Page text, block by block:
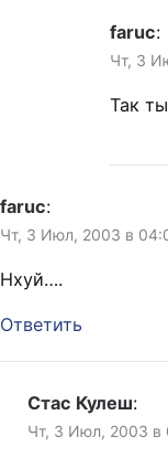
faruc:
Чт, 3
Так
faruc:
Чт, 3 Июл, 2003 в
Нхуй….
Ответить
Стас Кулеш:
Чт, 3 Июл, 2003 в